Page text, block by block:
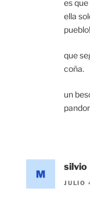
es
ella
que
coña.
un
silvio
JULIO